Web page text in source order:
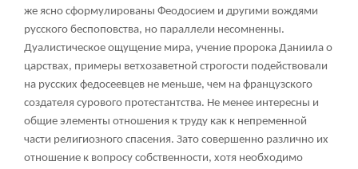
же ясно сформулированы Феодосием и другими вождями
русского беспоповства, но параллели несомненны.
Дуалистическое ощущение мира, учение пророка Даниила о
царствах, примеры ветхозаветной строгости подействовали
на русских федосеевцев не меньше, чем на французского
создателя сурового протестантства. Не менее интересны и
общие элементы отношения к труду как к непременной
части религиозного спасения. Зато совершенно различно их
отношение к вопросу собственности, хотя необходимо